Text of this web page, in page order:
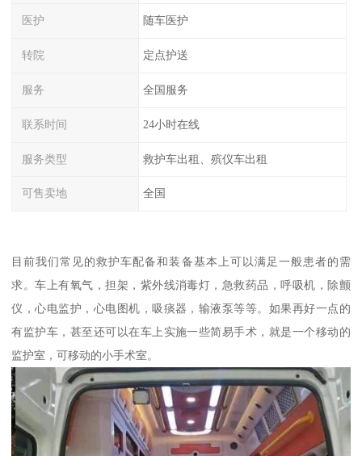
医护 随车医护
转院 定点护送
服务 全国服务
联系时间 24小时在线
服务类型 救护车出租、殡仪车出租
可售卖地 全国
目前我们常见的救护车配备和装备基本上可以满足一般患者的需
求。车上有氧气，担架，紫外线消毒灯，急救药品，呼吸机，除颤
仪，心电监护，心电图机，吸痰器，输液泵等等。如果再好一点的
有监护车，甚至还可以在车上实施一些简易手术，就是一个移动的
监护室，可移动的小手术室。